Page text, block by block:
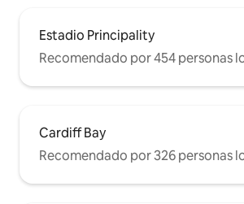
Estadio Principality
Recomendado por 454 personas
Cardiff Bay
Recomendado por 326 personas